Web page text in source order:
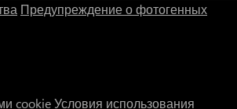
Предупреждение о фотогенных
cookieУсловия использования